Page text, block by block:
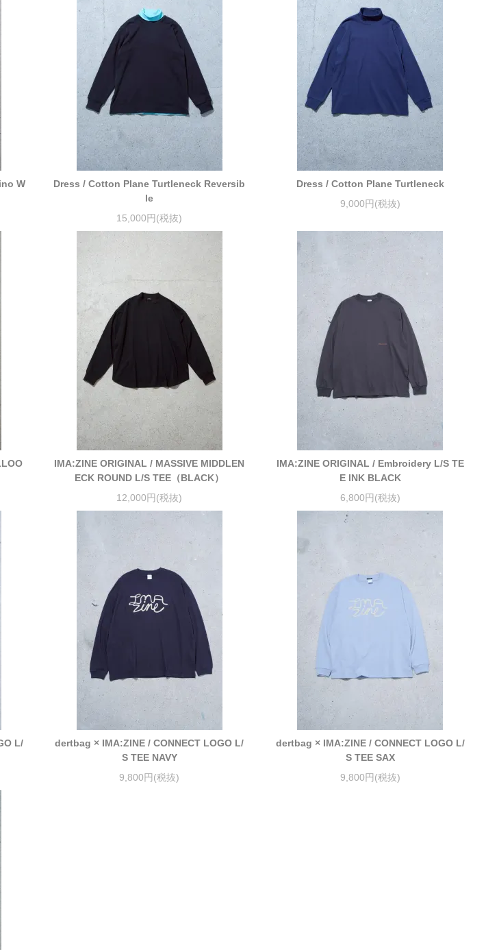
W
Dress / Cotton Plane Turtleneck Reversib
le
15,000円(税抜)
Dress / Cotton Plane Turtleneck
9,000円(税抜)
IMA:ZINE ORIGINAL / MASSIVE MIDDLEN
ECK ROUND L/S TEE（BLACK）
12,000円(税抜)
IMA:ZINE ORIGINAL / Embroidery L/S TE
E INK BLACK
6,800円(税抜)
L/
dertbag × IMA:ZINE / CONNECT LOGO L/
S TEE NAVY
9,800円(税抜)
dertbag × IMA:ZINE / CONNECT LOGO L/
S TEE SAX
9,800円(税抜)